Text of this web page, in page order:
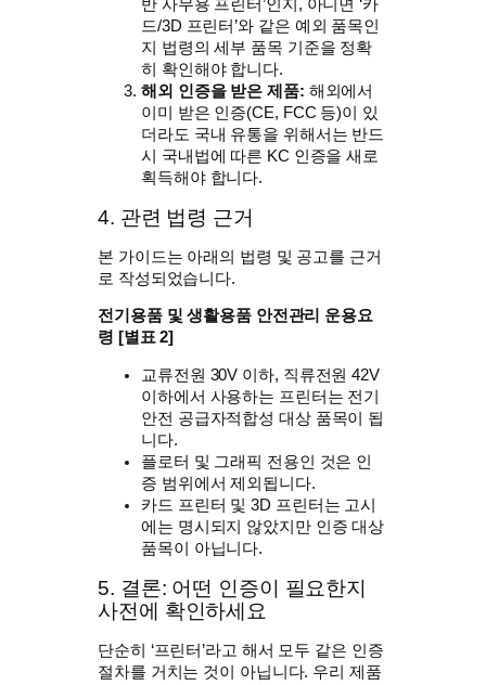
반 사무용 프린터’인지, 아니면 ‘카
드/3D 프린터’와 같은 예외 품목인
지 법령의 세부 품목 기준을 정확
히 확인해야 합니다.
해외 인증을 받은 제품: 해외에서
이미 받은 인증(CE, FCC 등)이 있
더라도 국내 유통을 위해서는 반드
시 국내법에 따른 KC 인증을 새로
획득해야 합니다.
4. 관련 법령 근거
본 가이드는 아래의 법령 및 공고를 근거
로 작성되었습니다.
전기용품 및 생활용품 안전관리 운용요
령 [별표 2]
교류전원 30V 이하, 직류전원 42V
이하에서 사용하는 프린터는 전기
안전 공급자적합성 대상 품목이 됩
니다.
플로터 및 그래픽 전용인 것은 인
증 범위에서 제외됩니다.
카드 프린터 및 3D 프린터는 고시
에는 명시되지 않았지만 인증 대상
품목이 아닙니다.
5. 결론: 어떤 인증이 필요한지
사전에 확인하세요
단순히 ‘프린터’라고 해서 모두 같은 인증
절차를 거치는 것이 아닙니다. 우리 제품